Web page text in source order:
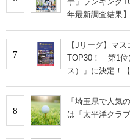
年最新調査結果】
7
【Jリーグ】マ
TOP30！ 第1位
ス）」に決定！
8
「埼玉県で人気
は「太平洋クラ